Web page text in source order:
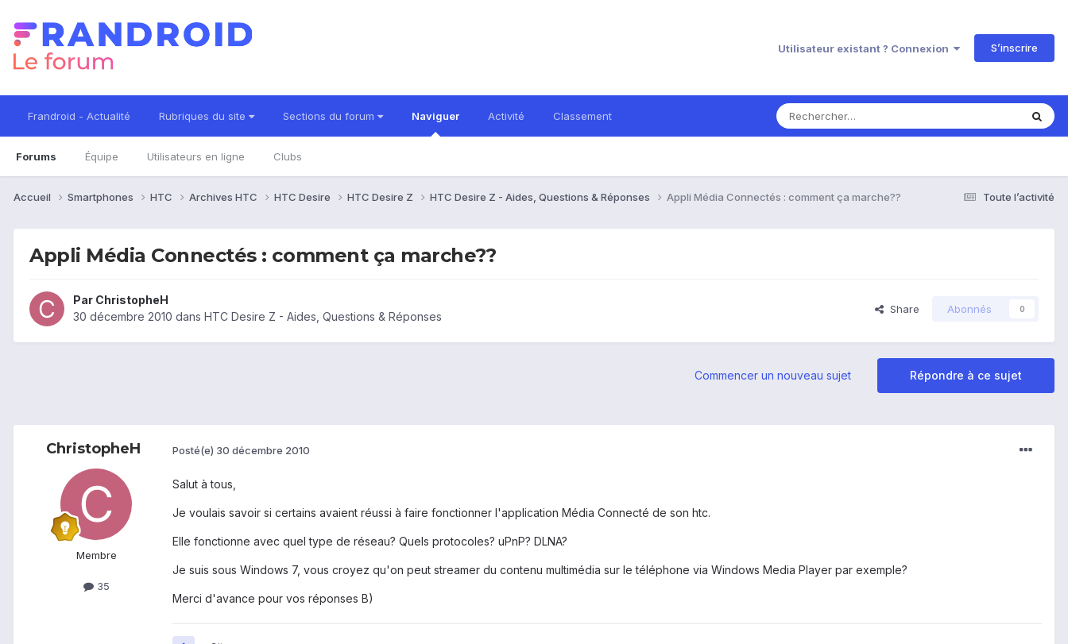
Utilisateur existant ? Connexion S’inscrire
Frandroid - Actualité Rubriques du site Sections du forum Naviguer
Forums Équipe Utilisateurs en ligne Clubs
Activité Classement
Toute l’activité
Accueil Smartphones HTC Archives HTC HTC Desire HTC Desire Z HTC Desire Z - Aides, Questions & Réponses Appli Média Connectés : comment ça marche??
Appli Média Connectés : comment ça marche??
Par ChristopheH
30 décembre 2010 dans HTC Desire Z - Aides, Questions & Réponses
Share Abonnés 0
Répondre à ce sujet
Commencer un nouveau sujet
ChristopheH
Membre
35
Posté(e) 30 décembre 2010
Salut à tous,
Je voulais savoir si certains avaient réussi à faire fonctionner l'application Média Connecté de son htc.
Elle fonctionne avec quel type de réseau? Quels protocoles? uPnP? DLNA?
Je suis sous Windows 7, vous croyez qu'on peut streamer du contenu multimédia sur le téléphone via Windows Media Player par exemple?
Merci d'avance pour vos réponses B)